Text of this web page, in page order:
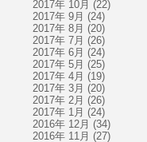
2017年 10月 (22)
2017年 9月 (24)
2017年 8月 (20)
2017年 7月 (26)
2017年 6月 (24)
2017年 5月 (25)
2017年 4月 (19)
2017年 3月 (20)
2017年 2月 (26)
2017年 1月 (24)
2016年 12月 (34)
2016年 11月 (27)